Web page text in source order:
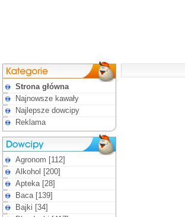
Strona główna
Najnowsze kawały
Najlepsze dowcipy
Reklama
Agronom [112]
Alkohol [200]
Apteka [28]
Baca [139]
Bajki [34]